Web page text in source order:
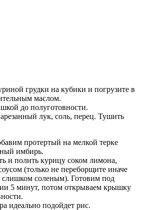
грудки на кубики и погрузите в
маслом.
до полуготовности.
лук, соль, перец. Тушить
протертый на мелкой терке
имбирь.
и полить курицу соком лимона,
(только не переборщите иначе
слишком соленым). Готовим под
5 минут, потом открываем крышку
идеально подойдет рис.